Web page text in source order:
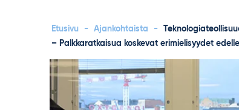
Etusivu - Ajankohtaista -
– Palkkaratkaisua koskevat erimielisyydet